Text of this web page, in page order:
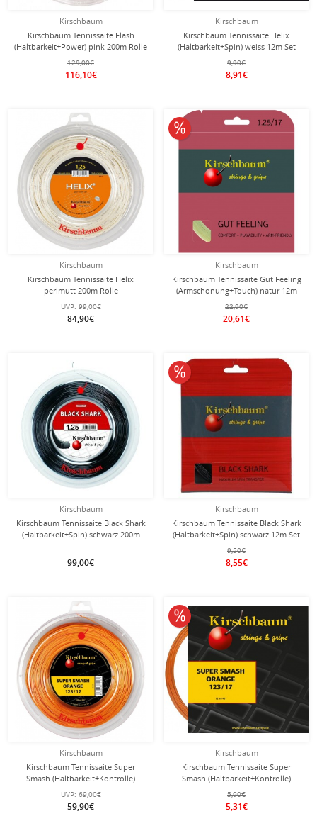
Kirschbaum
Kirschbaum Tennissaite Flash
(Haltbarkeit+Power) pink 200m Rolle
129,00€
116,10€
Kirschbaum
Kirschbaum Tennissaite Helix
(Haltbarkeit+Spin) weiss 12m Set
9,90€
8,91€
Kirschbaum
Kirschbaum Tennissaite Helix
perlmutt 200m Rolle
UVP: 99,00€
84,90€
Kirschbaum
Kirschbaum Tennissaite Gut Feeling
(Armschonung+Touch) natur 12m
Set
22,90€
20,61€
10% reduziert
Kirschbaum
Kirschbaum Tennissaite Black Shark
(Haltbarkeit+Spin) schwarz 200m
99,00€
Kirschbaum
Kirschbaum Tennissaite Black Shark
(Haltbarkeit+Spin) schwarz 12m Set
9,50€
8,55€
10% reduziert
Kirschbaum
Kirschbaum Tennissaite Super
Smash (Haltbarkeit+Kontrolle)
orange 200m Rolle
UVP: 69,00€
59,90€
Kirschbaum
Kirschbaum Tennissaite Super
Smash (Haltbarkeit+Kontrolle)
orange 12m Set
5,90€
5,31€
10% reduziert